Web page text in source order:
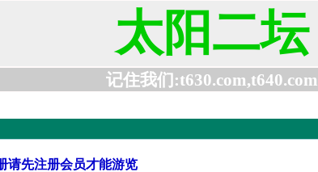
太阳二坛
记住我们:t630.com,t640.com
请先注册会员才能游览